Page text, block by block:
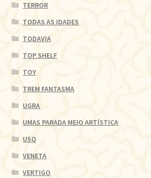
TERROR
TODAS AS IDADES
TODAVIA
TOP SHELF
TOY
TREM FANTASMA
UGRA
UMAS PARADA MEIO ARTÍSTICA
USQ
VENETA
VERTIGO